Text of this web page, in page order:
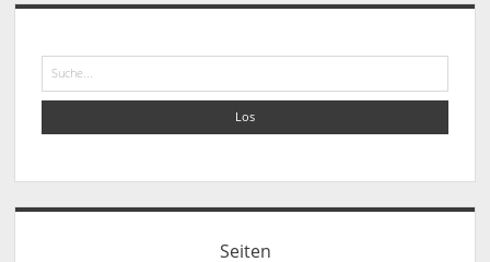
Sidebar
Suche
Seiten